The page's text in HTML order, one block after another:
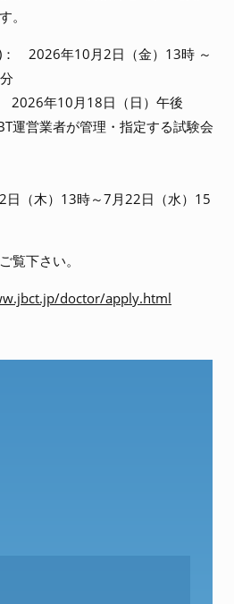
。
： 2026年10月2日（金）13時 ～
2026年10月18日（日）午後
運営業者が管理・指定する試験会
（木）13時～7月22日（水）15
覧下さい。
doctor/apply.html